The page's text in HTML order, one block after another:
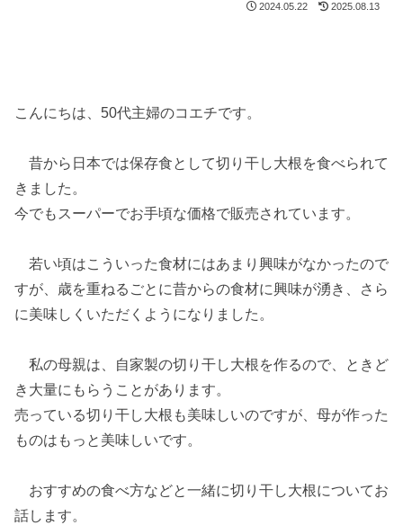
2024.05.22 2025.08.13
こんにちは、50代主婦のコエチです。
昔から日本では保存食として切り干し大根を食べられて
きました。
今でもスーパーでお手頃な価格で販売されています。
若い頃はこういった食材にはあまり興味がなかったので
すが、歳を重ねるごとに昔からの食材に興味が湧き、さら
に美味しくいただくようになりました。
私の母親は、自家製の切り干し大根を作るので、ときど
き大量にもらうことがあります。
売っている切り干し大根も美味しいのですが、母が作った
ものはもっと美味しいです。
おすすめの食べ方などと一緒に切り干し大根についてお
話します。